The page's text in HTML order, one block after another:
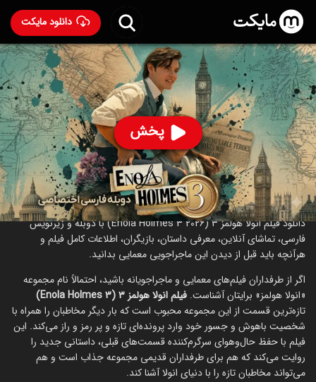
دانلود مایکت
پخش
فیلم انولا هلمز ۳ با دوبله فارسی - Enola Holmes 3 2026
۱۶۰ 95% ۵.۷
ساخت آمریکا سال 2026
رده سنی ۱۳+
اکشن
ماجراجویی کمدی جنایی درام
درباره فیلم انولا هلمز ۳
دانلود فیلم انولا هولمز ۳ (Enola Holmes 3 2026) با دوبله و زیرنویس
فارسی، تماشای آنلاین، معرفی داستان، بازیگران، اطلاعات کامل فیلم و
هرآنچه باید قبل از دیدن این ماجراجویی معمایی بدانید.
اگر از طرفداران فیلم‌های معمایی و ماجراجویانه باشید، احتمالاً نام مجموعه
«انولا هولمز» برایتان آشناست. فیلم انولا هولمز ۳ (Enola Holmes 3)
تازه‌ترین قسمت از این مجموعه محبوب است که بار دیگر مخاطبان را همراه با
شخصیت باهوش و جسور خود وارد پرونده‌ای تازه و پر رمز و راز می‌کند. این
فیلم با حفظ حال‌وهوای سرگرم‌کننده قسمت‌های قبلی، داستانی جدید را
روایت می‌کند که هم برای طرفداران قدیمی مجموعه جذاب است و هم
می‌تواند مخاطبان تازه را با دنیای انولا آشنا کند.